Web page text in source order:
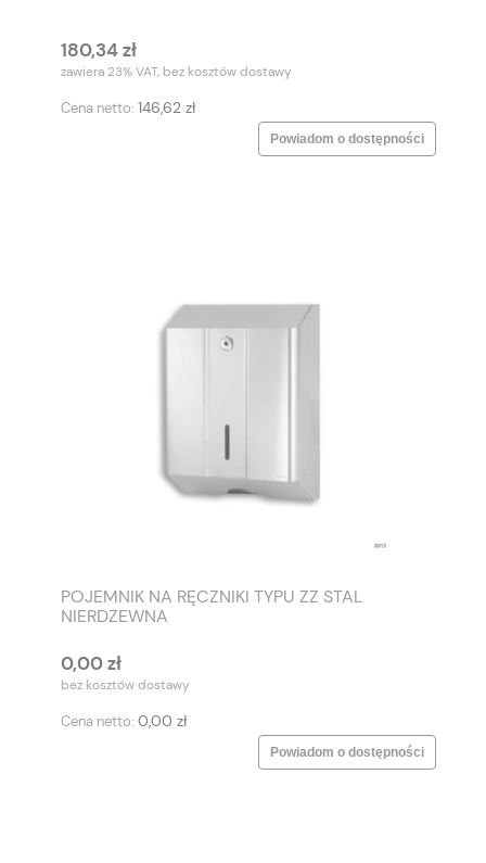
180,34 zł
zawiera 23% VAT, bez kosztów dostawy
Cena netto: 146,62 zł
Powiadom o dostępności
POJEMNIK NA RĘCZNIKI TYPU ZZ STAL
NIERDZEWNA
0,00 zł
bez kosztów dostawy
Cena netto: 0,00 zł
Powiadom o dostępności